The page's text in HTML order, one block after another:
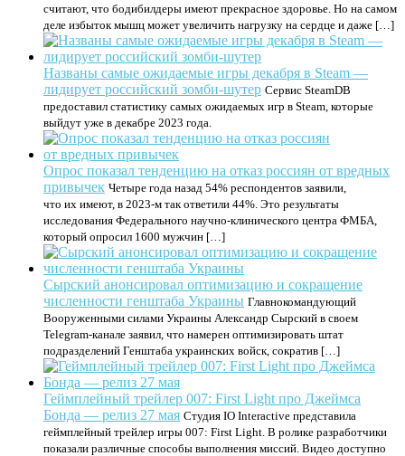
считают, что бодибилдеры имеют прекрасное здоровье. Но на самом
деле избыток мышц может увеличить нагрузку на сердце и даже […]
Названы самые ожидаемые игры декабря в Steam —
лидирует российский зомби-шутер Сервис SteamDB
предоставил статистику самых ожидаемых игр в Steam, которые
выйдут уже в декабре 2023 года.
Опрос показал тенденцию на отказ россиян от вредных
привычек Четыре года назад 54% респондентов заявили,
что их имеют, в 2023-м так ответили 44%. Это результаты
исследования Федерального научно-клинического центра ФМБА,
который опросил 1600 мужчин […]
Сырский анонсировал оптимизацию и сокращение
численности генштаба Украины Главнокомандующий
Вооруженными силами Украины Александр Сырский в своем
Telegram-канале заявил, что намерен оптимизировать штат
подразделений Генштаба украинских войск, сократив […]
Геймплейный трейлер 007: First Light про Джеймса
Бонда — релиз 27 мая Студия IO Interactive представила
геймплейный трейлер игры 007: First Light. В ролике разработчики
показали различные способы выполнения миссий. Видео доступно